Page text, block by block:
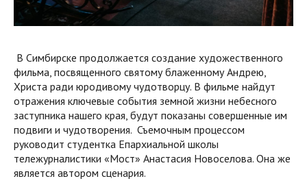
В Симбирске продолжается создание художественного
фильма, посвященного святому блаженному Андрею,
Христа ради юродивому чудотворцу. В фильме найдут
отражения ключевые события земной жизни небесного
заступника нашего края, будут показаны совершенные им
подвиги и чудотворения. Съемочным процессом
руководит студентка Епархиальной школы
тележурналистики «Мост» Анастасия Новоселова. Она же
является автором сценария.